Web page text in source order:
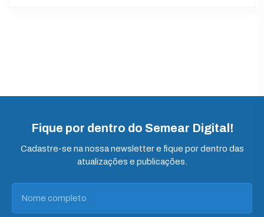
Fique por dentro do Semear Digital!
Cadastre-se na nossa newsletter e fique por dentro das
atualizações e publicações.